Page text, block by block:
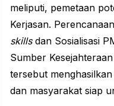
meliputi, pemetaan
Kerjasan.
skillsdan Sosialisasi
Sumber
tersebut
dan masyarakat siap